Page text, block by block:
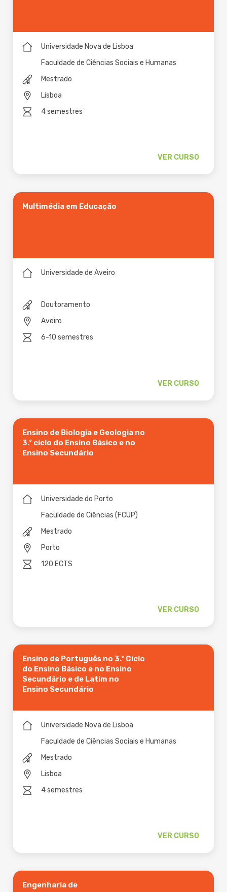
Universidade Nova de Lisboa
Faculdade de Ciências Sociais e Humanas
Mestrado
Lisboa
4 semestres
VER CURSO
Multimédia em Educação
Universidade de Aveiro
Doutoramento
Aveiro
6-10 semestres
VER CURSO
Ensino de Biologia e Geologia no
3.º ciclo do Ensino Básico e no
Ensino Secundário
Universidade do Porto
Faculdade de Ciências (FCUP)
Mestrado
Porto
120 ECTS
VER CURSO
Ensino de Português no 3.º Ciclo
do Ensino Básico e no Ensino
Secundário e de Latim no
Ensino Secundário
Universidade Nova de Lisboa
Faculdade de Ciências Sociais e Humanas
Mestrado
Lisboa
4 semestres
VER CURSO
Engenharia de